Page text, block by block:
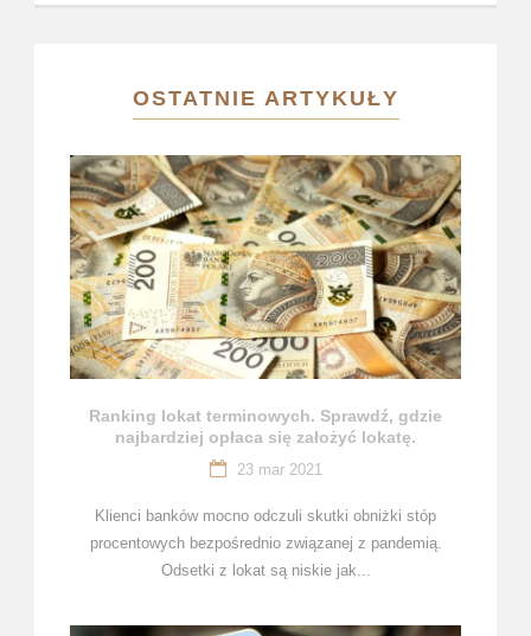
OSTATNIE ARTYKUŁY
Ranking lokat terminowych. Sprawdź, gdzie
najbardziej opłaca się założyć lokatę.
23 mar 2021
Klienci banków mocno odczuli skutki obniżki stóp
procentowych bezpośrednio związanej z pandemią.
Odsetki z lokat są niskie jak...